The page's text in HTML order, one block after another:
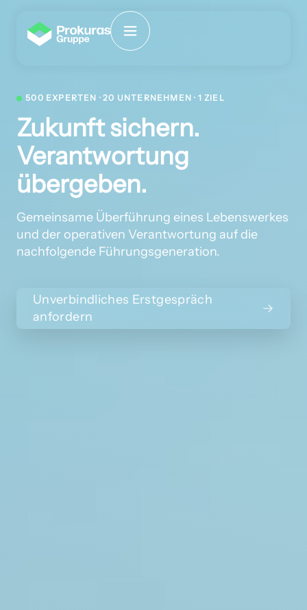
500 EXPERTEN · 20 UNTERNEHMEN · 1 ZIEL
Zukunft sichern.
Verantwortung
übergeben.
Gemeinsame Überführung eines Lebenswerkes
und der operativen Verantwortung auf die
nachfolgende Führungsgeneration.
Unverbindliches Erstgespräch
anfordern